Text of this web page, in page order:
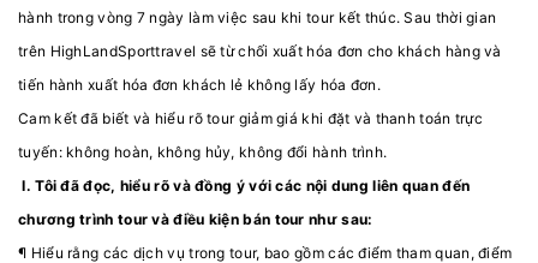
hành trong vòng 7 ngày làm việc sau khi tour kết thúc. Sau thời gian
trên HighLandSporttravel sẽ từ chối xuất hóa đơn cho khách hàng và
tiến hành xuất hóa đơn khách lẻ không lấy hóa đơn.
Cam kết đã biết và hiểu rõ tour giảm giá khi đặt và thanh toán trực
tuyến: không hoàn, không hủy, không đổi hành trình.
I. Tôi đã đọc, hiểu rõ và đồng ý với các nội dung liên quan đến
chương trình tour và điều kiện bán tour như sau:
¶ Hiểu rằng các dịch vụ trong tour, bao gồm các điểm tham quan, điểm